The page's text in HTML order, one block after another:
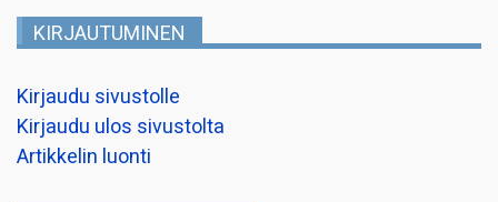
KIRJAUTUMINEN
Kirjaudu sivustolle
Kirjaudu ulos sivustolta
Artikkelin luonti